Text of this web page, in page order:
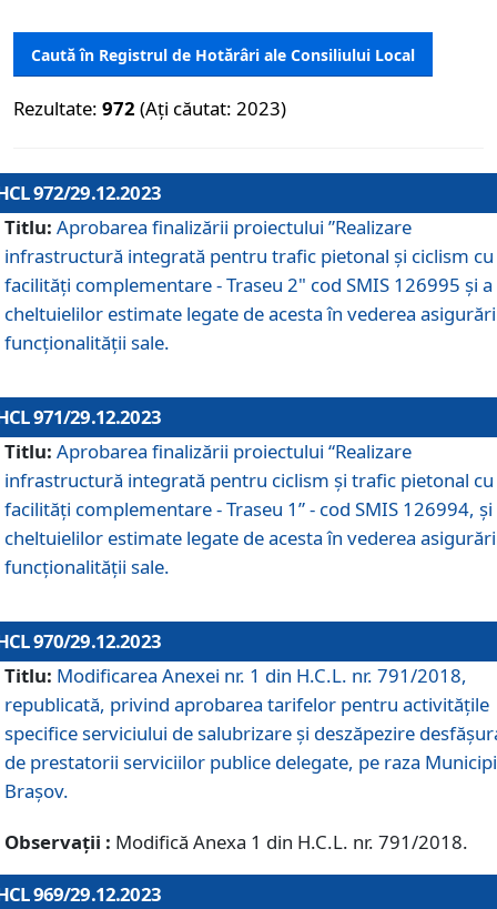
Caută în Registrul de Hotărâri ale Consiliului Local
Rezultate: 972 (Ați căutat: 2023)
972/29.12.2023
Titlu: Aprobarea finalizării proiectului ”Realizare
infrastructură integrată pentru trafic pietonal și ciclism cu
facilități complementare - Traseu 2" cod SMIS 126995 și a
cheltuielilor estimate legate de acesta în vederea
funcționalității sale.
971/29.12.2023
Titlu: Aprobarea finalizării proiectului “Realizare
infrastructură integrată pentru ciclism şi trafic pietonal cu
facilităţi complementare - Traseu 1” - cod SMIS 126994, și
cheltuielilor estimate legate de acesta în vederea
funcționalității sale.
970/29.12.2023
Titlu: Modificarea Anexei nr. 1 din H.C.L. nr. 791/2018,
republicată, privind aprobarea tarifelor pentru activitățile
specifice serviciului de salubrizare și deszăpezire
de prestatorii serviciilor publice delegate, pe raza
Brașov.
Observații : Modifică Anexa 1 din H.C.L. nr. 791/2018.
969/29.12.2023